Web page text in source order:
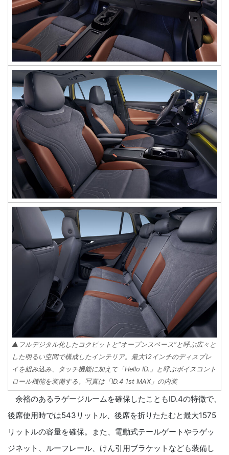
▲フルデジタル化したコクピットと“オープンスペース”と呼ぶ広々と
した明るい空間で構成したインテリア。最大12インチのディスプレ
イを組み込み、タッチ機能に加えて「Hello ID.」と呼ぶボイスコント
ロール機能を装備する。写真は「ID.4 1st MAX」の内装
余裕のあるラゲージルームを確保したこともID.4の特徴で、
後席使用時では543リットル、後席を折りたたむと最大1575
リットルの容量を確保。また、電動式テールゲートやラゲッ
ジネット、ルーフレール、けん引用ブラケットなども装備し